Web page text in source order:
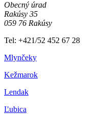
Obecný úrad
Rakúsy 35
059 76 Rakúsy
Tel: +421/52 452 67 28
Mlynčeky
Kežmarok
Lendak
Ľubica